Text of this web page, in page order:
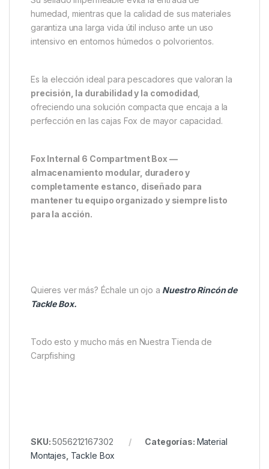
humedad, mientras que la calidad de sus materiales
garantiza una larga vida útil incluso ante un uso
intensivo en entornos húmedos o polvorientos.
Es la elección ideal para pescadores que valoran la
precisión, la durabilidad y la comodidad
ofreciendo una solución compacta que encaja a la
perfección en las cajas Fox de mayor capacidad.
Fox Internal 6 Compartment Box —
almacenamiento modular, duradero y
completamente estanco, diseñado para
mantener tu equipo organizado y siempre listo
para la acción.
Quieres ver más? Échale un ojo a Nuestro Rincón de
Tackle Box.
Todo esto y mucho más en Nuestra Tienda de
Carpfishing
SKU:5056212167302 Categorías: Material
Montajes Tackle Box